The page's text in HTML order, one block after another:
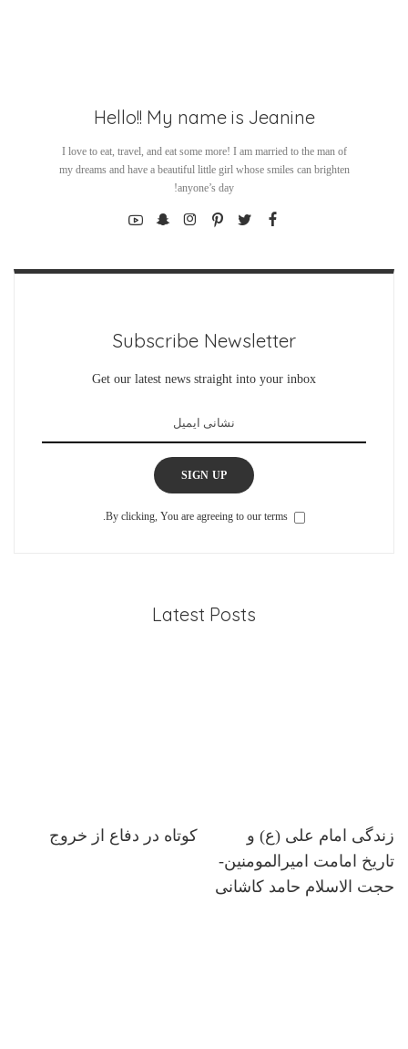
Hello!! My name is Jeanine
I love to eat, travel, and eat some more! I am married to the man of
my dreams and have a beautiful little girl whose smiles can brighten
anyone’s day!
Subscribe Newsletter
Get our latest news straight into your inbox
SIGN UP
By clicking, You are agreeing to our terms.
Latest Posts
زندگی امام علی (ع) و
تاریخ امامت امیرالمومنین-
حجت الاسلام حامد کاشانی
کوتاه در دفاع از خروج